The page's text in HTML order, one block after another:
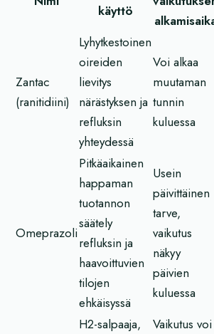
käyttö
Zantac
(ranitidiini)
Lyhytkestoinen
oireiden
lievitys
närästyksen ja
refluksin
yhteydessä
Voi alkaa
muutaman
tunnin
kuluessa
Omeprazoli
Pitkäaikainen
happaman
tuotannon
säätely
refluksin ja
haavoittuvien
tilojen
ehkäisyssä
Usein
päivittäinen
tarve,
vaikutus
näkyy
päivien
kuluessa
H2-salpaaja,
Vaikutus voi